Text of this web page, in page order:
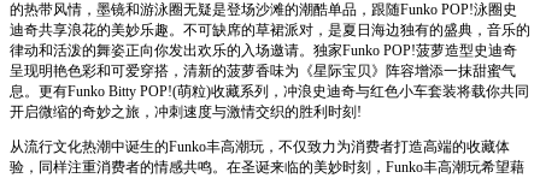
的热带风情，墨镜和游泳圈无疑是登场沙滩的潮酷单品，跟随Funko POP!泳圈史
迪奇共享浪花的美妙乐趣。不可缺席的草裙派对，是夏日海边独有的盛典，音乐的
律动和活泼的舞姿正向你发出欢乐的入场邀请。独家Funko POP!菠萝造型史迪奇
呈现明艳色彩和可爱穿搭，清新的菠萝香味为《星际宝贝》阵容增添一抹甜蜜气
息。更有Funko Bitty POP!(萌粒)收藏系列，冲浪史迪奇与红色小车套装将载你共同
开启微缩的奇妙之旅，冲刺速度与激情交织的胜利时刻!
从流行文化热潮中诞生的Funko丰高潮玩，不仅致力为消费者打造高端的收藏体
验，同样注重消费者的情感共鸣。在圣诞来临的美妙时刻，Funko丰高潮玩希望藉